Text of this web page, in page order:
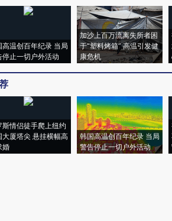
高温创百年纪录 当局
停止一切户外活动
加沙上百万流离失所者困
于“塑料烤箱” 高温引发健
康危机
斯情侣徒手爬上纽约
大厦塔尖 悬挂横幅高
婚
韩国高温创百年纪录 当局
警告停止一切户外活动